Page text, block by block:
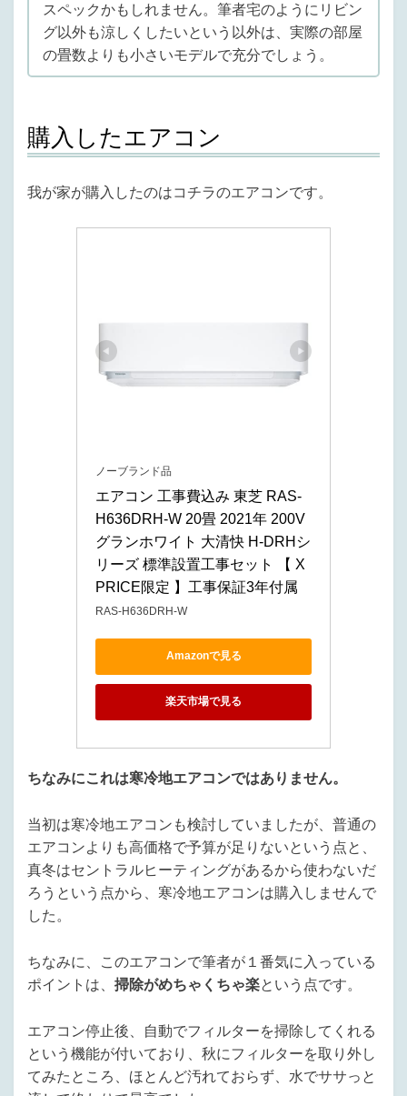
スペックかもしれません。筆者宅のようにリビン
グ以外も涼しくしたいという以外は、実際の部屋
の畳数よりも小さいモデルで充分でしょう。
購入したエアコン
我が家が購入したのはコチラのエアコンです。
ノーブランド品
エアコン 工事費込み 東芝 RAS-
H636DRH-W 20畳 2021年 200V
グランホワイト 大清快 H-DRHシ
リーズ 標準設置工事セット 【 X
PRICE限定 】工事保証3年付属
RAS-H636DRH-W
Amazonで見る
楽天市場で見る
ちなみにこれは寒冷地エアコンではありません。
当初は寒冷地エアコンも検討していましたが、普通の
エアコンよりも高価格で予算が足りないという点と、
真冬はセントラルヒーティングがあるから使わないだ
ろうという点から、寒冷地エアコンは購入しませんで
した。
ちなみに、このエアコンで筆者が１番気に入っている
ポイントは、 掃除がめちゃくちゃ楽という点です。
エアコン停止後、自動でフィルターを掃除してくれる
という機能が付いており、秋にフィルターを取り外し
てみたところ、ほとんど汚れておらず、水でササっと